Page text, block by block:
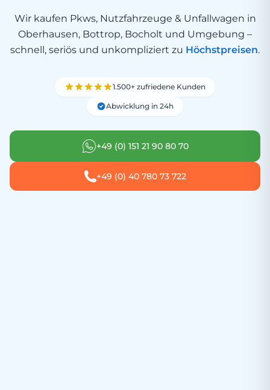
Wir kaufen Pkws, Nutzfahrzeuge & Unfallwagen in
Oberhausen, Bottrop, Bocholt und Umgebung –
schnell, seriös und unkompliziert zu Höchstpreisen.
1.500+ zufriedene Kunden
Abwicklung in 24h
+49 (0) 151 21 90 80 70
+49 (0) 40 780 73 722